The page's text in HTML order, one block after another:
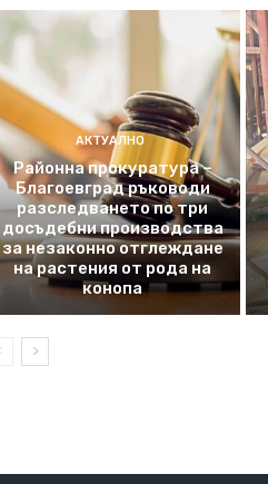
АКТУАЛНО
Районна прокуратура –
Благоевград ръководи
разследването по три
досъдебни производства
за незаконно отглеждане
на растения от рода на
конопа